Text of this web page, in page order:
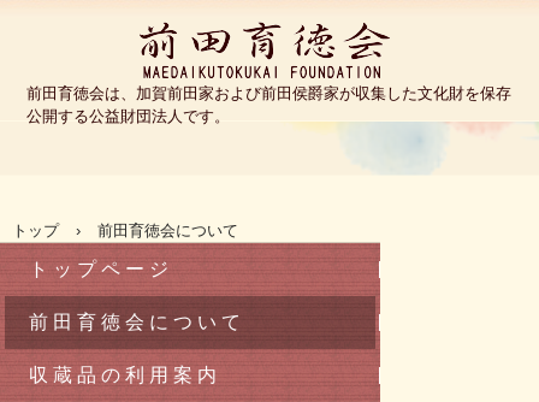
公益財団法人前田育徳会
前田育徳会は、加賀前田家および前田侯爵家が収集した文化財を保存
公開する公益財団法人です。
トップ › 前田育徳会について
ト ッ プ ペ ー ジ
前 田 育 徳 会 に つ い て
収 蔵 品 の 利 用 案 内